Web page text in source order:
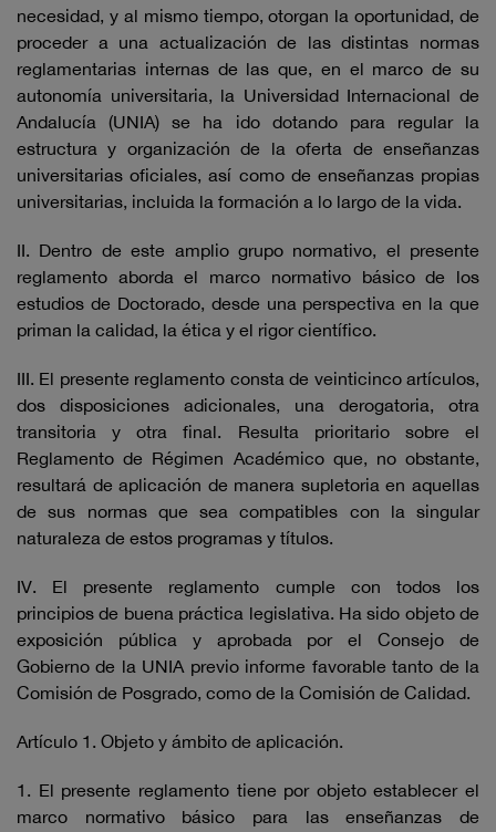
necesidad, y al mismo tiempo, otorgan la oportunidad, de
proceder a una actualización de las distintas normas
reglamentarias internas de las que, en el marco de su
autonomía universitaria, la Universidad Internacional de
Andalucía (UNIA) se ha ido dotando para regular la
estructura y organización de la oferta de enseñanzas
universitarias oficiales, así como de enseñanzas propias
universitarias, incluida la formación a lo largo de la vida.
II. Dentro de este amplio grupo normativo, el presente
reglamento aborda el marco normativo básico de los
estudios de Doctorado, desde una perspectiva en la que
priman la calidad, la ética y el rigor científico.
III. El presente reglamento consta de veinticinco artículos,
dos disposiciones adicionales, una derogatoria, otra
transitoria y otra final. Resulta prioritario sobre el
Reglamento de Régimen Académico que, no obstante,
resultará de aplicación de manera supletoria en aquellas
de sus normas que sea compatibles con la singular
naturaleza de estos programas y títulos.
IV. El presente reglamento cumple con todos los
principios de buena práctica legislativa. Ha sido objeto de
exposición pública y aprobada por el Consejo de
Gobierno de la UNIA previo informe favorable tanto de la
Comisión de Posgrado, como de la Comisión de Calidad.
Artículo 1. Objeto y ámbito de aplicación.
1. El presente reglamento tiene por objeto establecer el
marco normativo básico para las enseñanzas de